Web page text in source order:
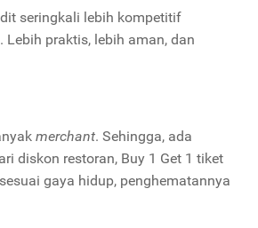
seringkali lebih kompetitif
Lebih praktis, lebih aman, dan
merchant. Sehingga, ada
diskon restoran, Buy 1 Get 1 tiket
gaya hidup, penghematannya